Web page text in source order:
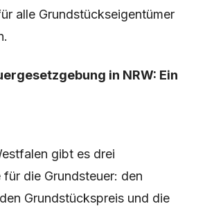
alle Grundstückseigentümer
in NRW: Ein
gibt es drei
die Grundsteuer: den
Grundstückspreis und die